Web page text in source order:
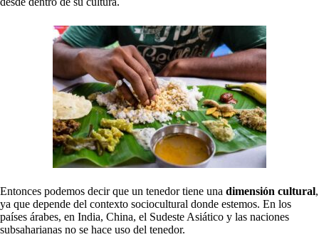
Entonces podemos decir que un tenedor tiene una dimensión cultural,
ya que depende del contexto sociocultural donde estemos. En los
países árabes, en India, China, el Sudeste Asiático y las naciones
subsaharianas no se hace uso del tenedor.